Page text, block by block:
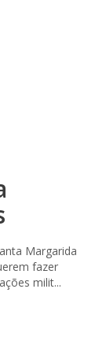
Margarida
fazer
milit...